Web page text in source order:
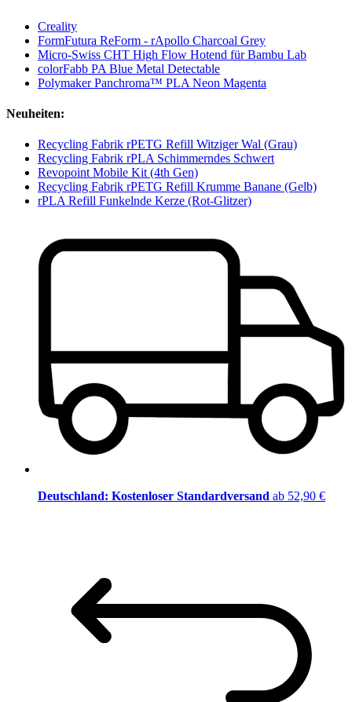
Creality
FormFutura ReForm - rApollo Charcoal Grey
Micro-Swiss CHT High Flow Hotend für Bambu Lab
colorFabb PA Blue Metal Detectable
Polymaker Panchroma™ PLA Neon Magenta
Neuheiten:
Recycling Fabrik rPETG Refill Witziger Wal (Grau)
Recycling Fabrik rPLA Schimmerndes Schwert
Revopoint Mobile Kit (4th Gen)
Recycling Fabrik rPETG Refill Krumme Banane (Gelb)
rPLA Refill Funkelnde Kerze (Rot-Glitzer)
Deutschland: Kostenloser Standardversand ab 52,90 €